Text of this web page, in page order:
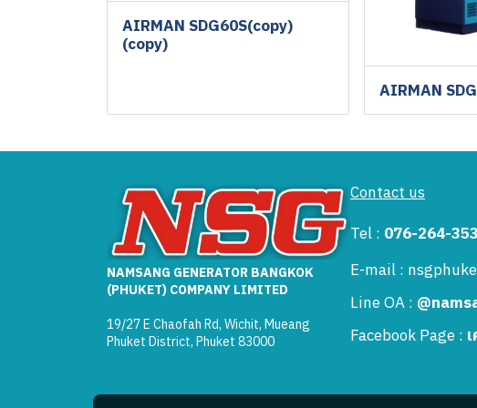
AIRMAN SDG60S(copy)
(copy)
AIRMAN
NAMSANG GENERATOR BANGKOK
(PHUKET) COMPANY LIMITED
19/27 E Chaofah Rd, Wichit, Mueang
Phuket District, Phuket 83000
Contact us
Tel : 076-264-
E-mail :
Line OA :
Facebook Page :